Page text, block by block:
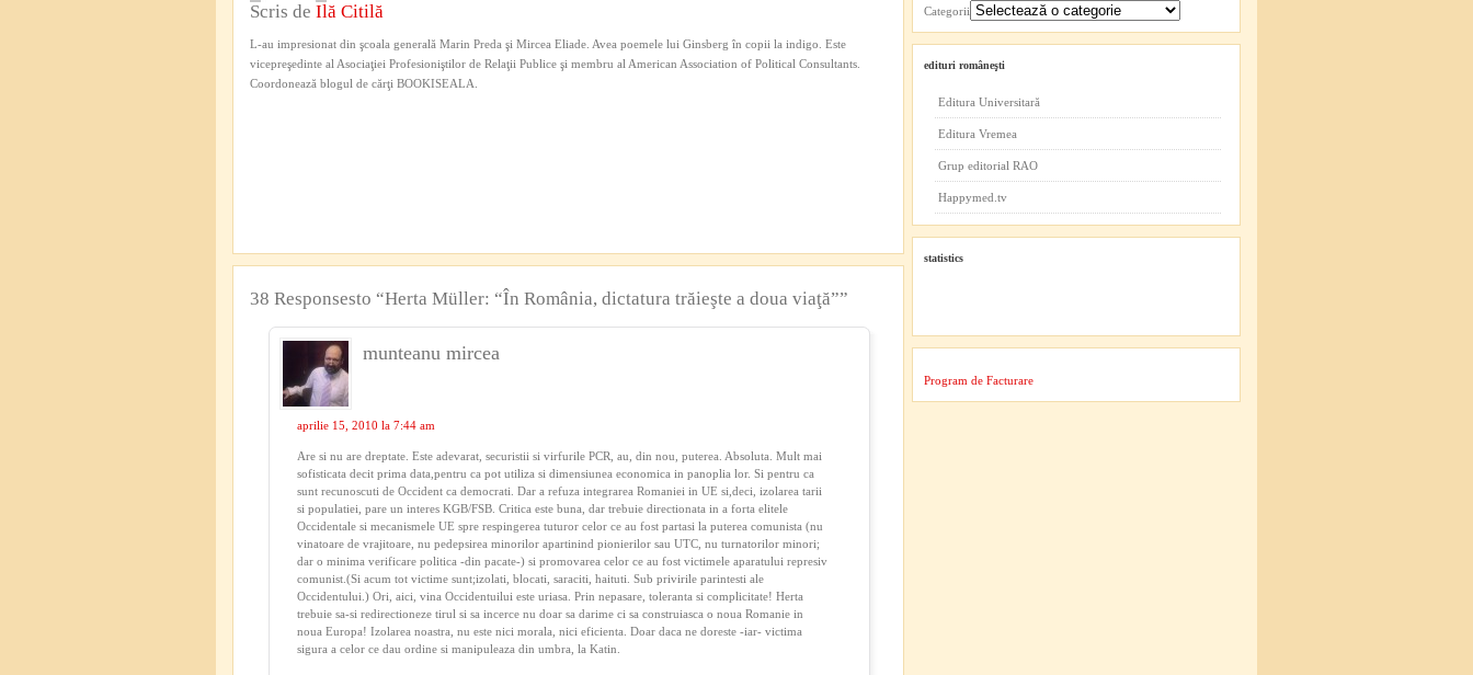
Scris de Ilă Citilă
L-au impresionat din şcoala generală Marin Preda şi Mircea Eliade. Avea poemele lui Ginsberg în copii la indigo. Este
vicepreşedinte al Asociaţiei Profesioniştilor de Relaţii Publice şi membru al American Association of Political Consultants.
Coordonează blogul de cărţi BOOKISEALA.
38 Responsesto “Herta Müller: “În România, dictatura trăieşte a doua viaţă””
munteanu mircea
aprilie 15, 2010 la 7:44 am
Are si nu are dreptate. Este adevarat, securistii si virfurile PCR, au, din nou, puterea. Absoluta. Mult mai
sofisticata decit prima data,pentru ca pot utiliza si dimensiunea economica in panoplia lor. Si pentru ca
sunt recunoscuti de Occident ca democrati. Dar a refuza integrarea Romaniei in UE si,deci, izolarea tarii
si populatiei, pare un interes KGB/FSB. Critica este buna, dar trebuie directionata in a forta elitele
Occidentale si mecanismele UE spre respingerea tuturor celor ce au fost partasi la puterea comunista (nu
vinatoare de vrajitoare, nu pedepsirea minorilor apartinind pionierilor sau UTC, nu turnatorilor minori;
dar o minima verificare politica -din pacate-) si promovarea celor ce au fost victimele aparatului represiv
comunist.(Si acum tot victime sunt;izolati, blocati, saraciti, haituti. Sub privirile parintesti ale
Occidentului.) Ori, aici, vina Occidentuilui este uriasa. Prin nepasare, toleranta si complicitate! Herta
trebuie sa-si redirectioneze tirul si sa incerce nu doar sa darime ci sa construiasca o noua Romanie in
noua Europa! Izolarea noastra, nu este nici morala, nici eficienta. Doar daca ne doreste -iar- victima
sigura a celor ce dau ordine si manipuleaza din umbra, la Katin.
Categorii
edituri româneşti
Editura Universitară
Editura Vremea
Grup editorial RAO
Happymed.tv
statistics
Program de Facturare